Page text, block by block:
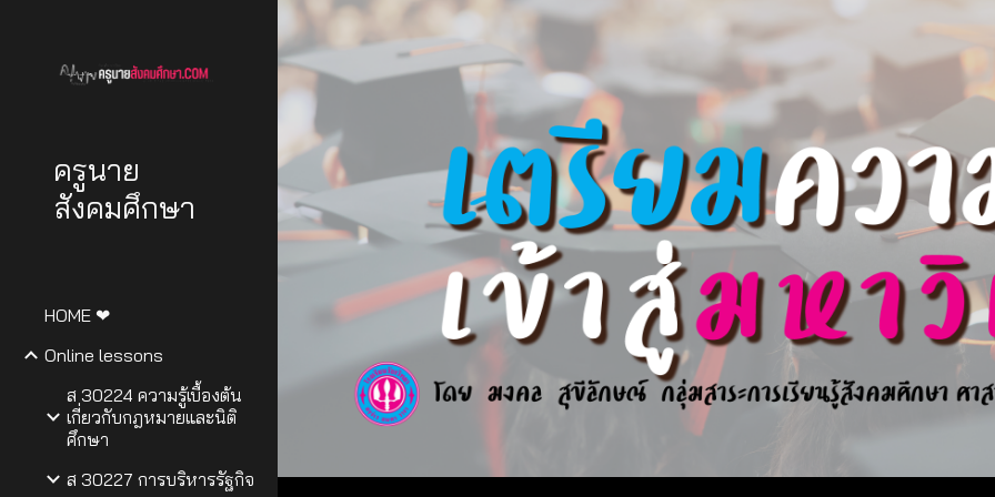
ครูนาย
สังคมศึกษา
HOME ❤
Online lessons
ส 30224 ความรู้เบื้องต้น
เกี่ยวกับกฎหมายและนิติ
ศึกษา
ส 30227 การบริหารรัฐกิจ